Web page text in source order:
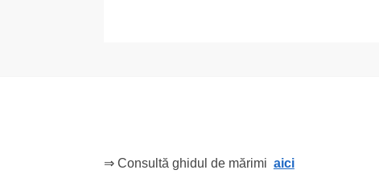
⇒ Consultă ghidul de mărimi aici